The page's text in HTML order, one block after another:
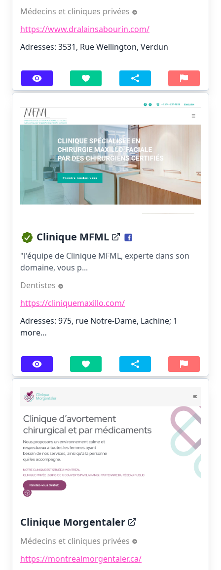
Médecins et cliniques privées
https://www.dralainsabourin.com/
Adresses: 3531, Rue Wellington, Verdun
Clinique MFML
"l'équipe de Clinique MFML, experte dans son
domaine, vous p...
Dentistes
https://cliniquemaxillo.com/
Adresses: 975, rue Notre-Dame, Lachine; 1
more…
Clinique Morgentaler
Médecins et cliniques privées
https://montrealmorgentaler.ca/